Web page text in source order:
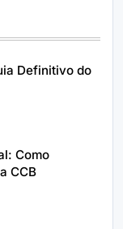
Definitivo do
Como
CCB